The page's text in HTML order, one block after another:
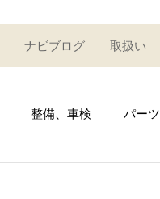
ナビブログ 取扱い
整備、車検 パーツ